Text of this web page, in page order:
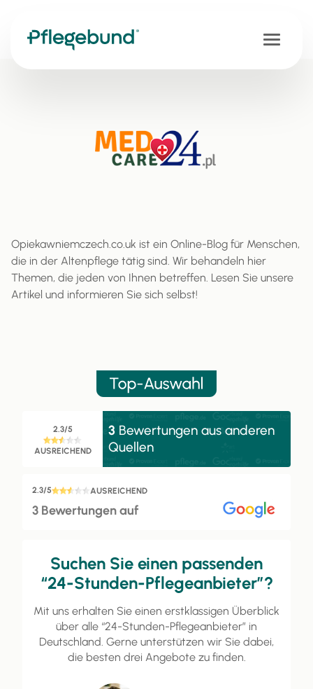
Opiekawniemczech.co.uk ist ein Online-Blog für Menschen,
die in der Altenpflege tätig sind. Wir behandeln hier
Themen, die jeden von Ihnen betreffen. Lesen Sie unsere
Artikel und informieren Sie sich selbst!
2.3/5
AUSREICHEND
3 Bewertungen aus anderen
Quellen
2.3/5 AUSREICHEND
3 Bewertungen auf
Suchen Sie einen passenden
“24-Stunden-Pflegeanbieter”?
Mit uns erhalten Sie einen erstklassigen Überblick
über alle “24-Stunden-Pflegeanbieter” in
Deutschland. Gerne unterstützen wir Sie dabei,
die besten drei Angebote zu finden.